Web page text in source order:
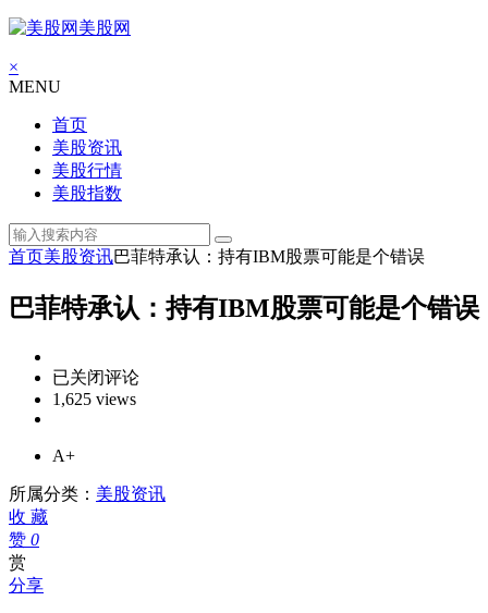
美股网
×
MENU
首页
美股资讯
美股行情
美股指数
首页美股资讯巴菲特承认：持有IBM股票可能是个错误
巴菲特承认：持有IBM股票可能是个错误
巴
菲
认：
持
已关闭评论
1,625 views
A+
所属分类： 美股资讯
收 藏
赞 0
赏
分享